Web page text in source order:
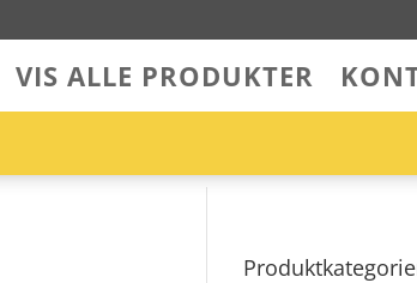
VIS ALLE PRODUKTER